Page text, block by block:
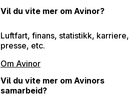
Vil du vite mer om Avinor?
Luftfart, finans, statistikk, karriere,
presse, etc.
Om Avinor
Vil du vite mer om Avinors
samarbeid?